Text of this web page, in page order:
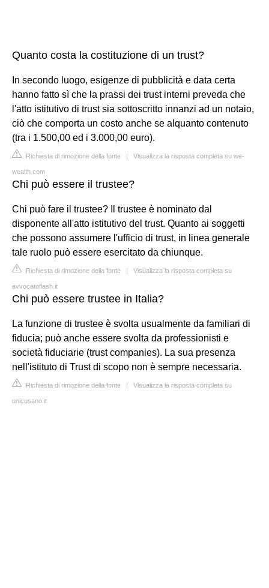
Quanto costa la costituzione di un trust?
In secondo luogo, esigenze di pubblicità e data certa
hanno fatto sì che la prassi dei trust interni preveda che
l'atto istitutivo di trust sia sottoscritto innanzi ad un notaio,
ciò che comporta un costo anche se alquanto contenuto
(tra i 1.500,00 ed i 3.000,00 euro).
Richiesta di rimozione della fonte | Visualizza la risposta completa su we-
wealth.com
Chi può essere il trustee?
Chi può fare il trustee? Il trustee è nominato dal
disponente all'atto istitutivo del trust. Quanto ai soggetti
che possono assumere l'ufficio di trust, in linea generale
tale ruolo può essere esercitato da chiunque.
Richiesta di rimozione della fonte | Visualizza la risposta completa su
avvocatoflash.it
Chi può essere trustee in Italia?
La funzione di trustee è svolta usualmente da familiari di
fiducia; può anche essere svolta da professionisti e
società fiduciarie (trust companies). La sua presenza
nell'istituto di Trust di scopo non è sempre necessaria.
Richiesta di rimozione della fonte | Visualizza la risposta completa su
unicusano.it